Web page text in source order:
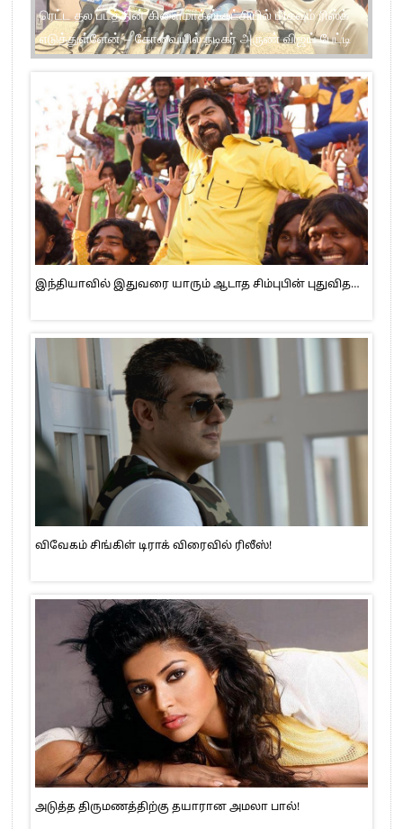
பாட்ஷா படம் ரீரிலீஸ் நேரத்தில் பன் பட்டர் ஜாம் ரிலீசாகியது
பயத்தை ஏற்படுத்தியது – நடிகர் ராஜு ஓபன் டாக்
இந்தியாவில் இதுவரை யாரும் ஆடாத சிம்புபின் புதுவித…
விவேகம் சிங்கிள் டிராக் விரைவில் ரிலீஸ்!
அடுத்த திருமணத்திற்கு தயாரான அமலா பால்!